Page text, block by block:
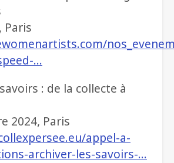
Paris
…
: de la collecte à
2024, Paris
appel-a-
archiver-les-savoirs-…